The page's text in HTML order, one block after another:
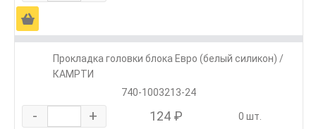
Ä
Прокладка головки блока Евро (белый силикон) /
КАМРТИ
740-1003213-24
- + 124 ₽ 0 шт.